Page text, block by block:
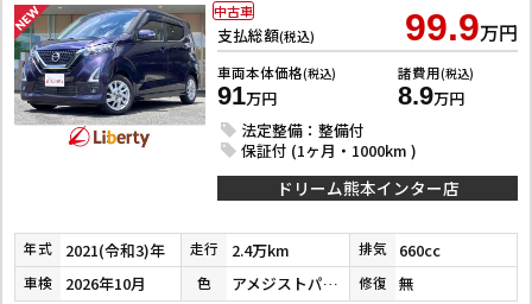
支払総額(税込) 99.9万円
車両本体価格(税込)
91万円
諸費用(税込)
8.9万円
法定整備：整備付
保証付 (1ヶ月・1000km )
中古車
ドリーム熊本インター店
年式 2021(令和3)年 走行 2.4万km 排気 660cc
車検 2026年10月 色 アメジストパープルパールメタリック 修復 無